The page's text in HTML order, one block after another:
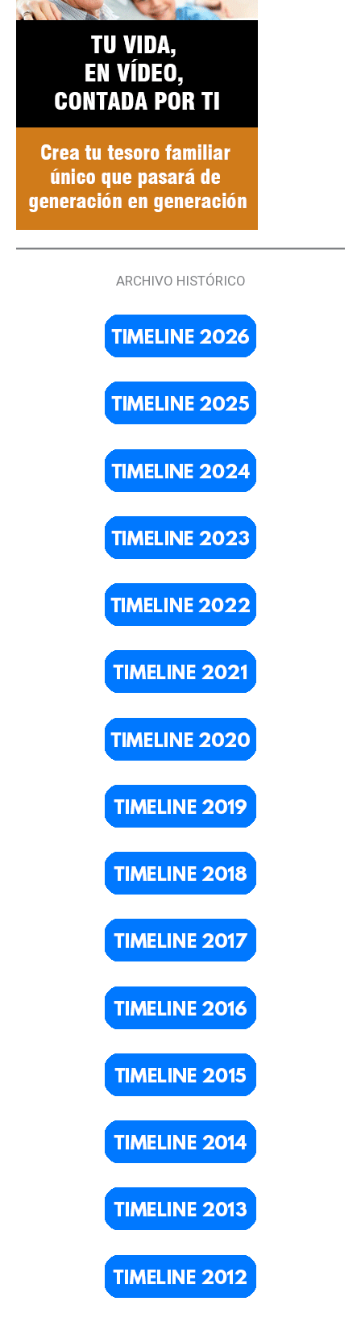
ARCHIVO HISTÓRICO